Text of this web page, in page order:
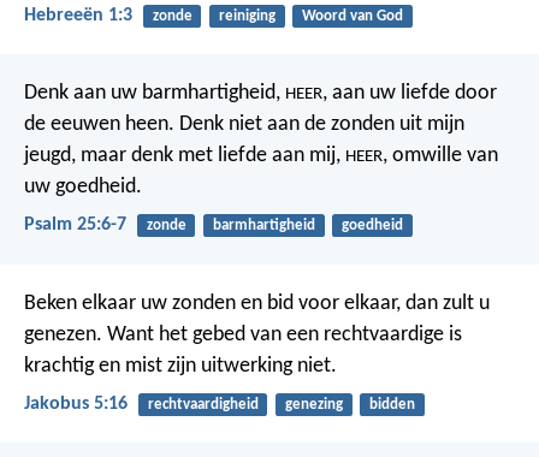
Hebreeën 1:3 zonde reiniging Woord van God
Denk aan uw barmhartigheid, HEER, aan uw liefde door
de eeuwen heen. Denk niet aan de zonden uit mijn
jeugd, maar denk met liefde aan mij, HEER, omwille van
uw goedheid.
Psalm 25:6-7 zonde barmhartigheid goedheid
Beken elkaar uw zonden en bid voor elkaar, dan zult u
genezen. Want het gebed van een rechtvaardige is
krachtig en mist zijn uitwerking niet.
Jakobus 5:16 rechtvaardigheid genezing bidden